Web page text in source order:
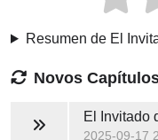
Resumen de El
Novos
El Invitado
2025-09-17